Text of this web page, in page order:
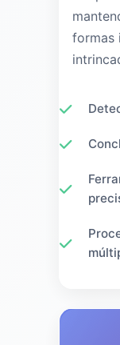
formas